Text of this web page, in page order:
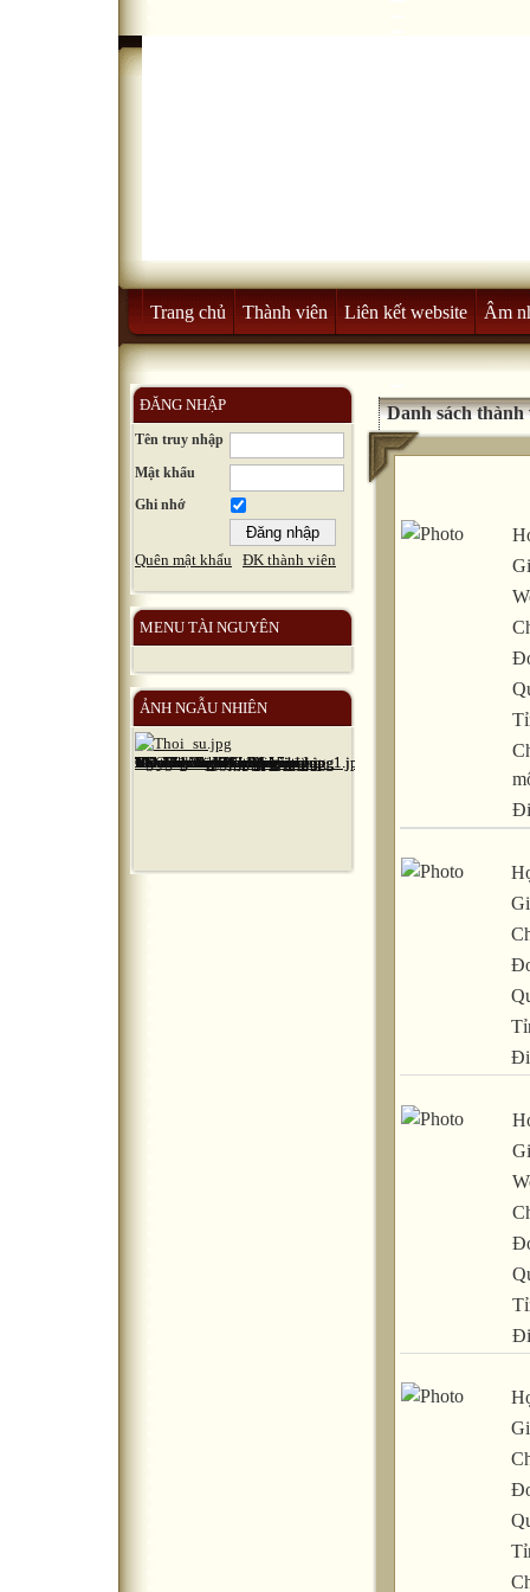
Trang chủ Thành viên Liên kết website Âm
ĐĂNG NHẬP
Tên truy nhập
Mật khẩu
Ghi nhớ
Quên mật khẩu ĐK thành viên
MENU TÀI NGUYÊN
ẢNH NGẪU NHIÊN
Danh sách thành